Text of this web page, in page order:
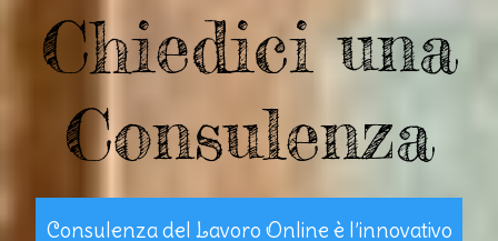
Chiedici una
Consulenza
Consulenza del Lavoro Online è l’innovativo